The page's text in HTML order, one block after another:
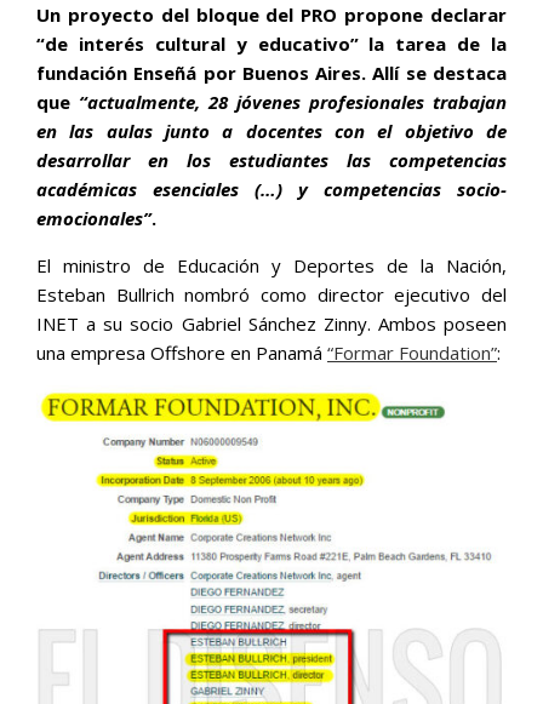
Un proyecto del bloque del PRO propone declarar
“de interés cultural y educativo” la tarea de la
fundación Enseñá por Buenos Aires. Allí se destaca
que “actualmente, 28 jóvenes profesionales trabajan
en las aulas junto a docentes con el objetivo de
desarrollar en los estudiantes las competencias
académicas esenciales (…) y competencias socio-
emocionales”.
El ministro de Educación y Deportes de la Nación,
Esteban Bullrich nombró como director ejecutivo del
‪INET a su socio Gabriel Sánchez Zinny. Ambos poseen
una empresa Offshore en Panamá “Formar Foundation”: